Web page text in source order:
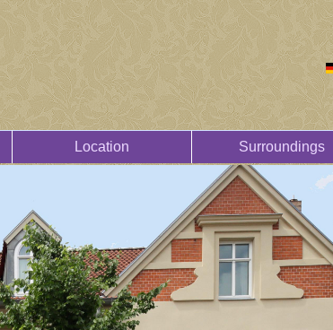
Location Surroundings